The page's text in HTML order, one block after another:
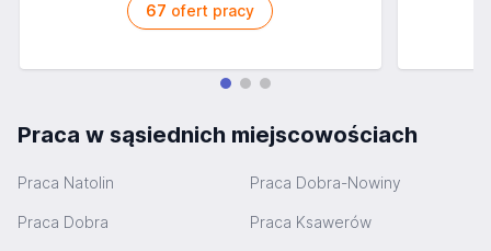
67 ofert pracy
Praca w sąsiednich miejscowościach
Praca Natolin Praca Dobra-Nowiny
Praca Dobra Praca Ksawerów